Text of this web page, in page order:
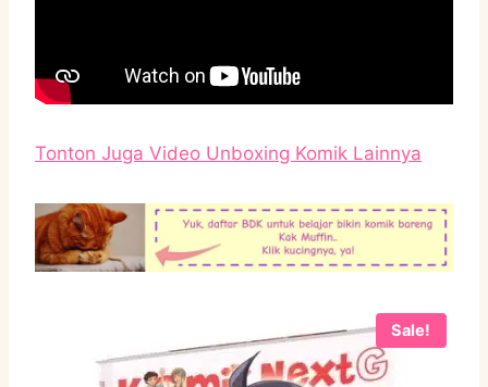
Tonton Juga Video Unboxing Komik Lainnya
Sale!